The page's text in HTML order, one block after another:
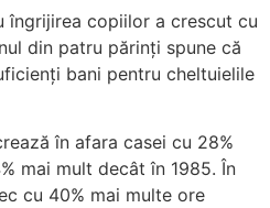
îngrijirea copiilor a crescut cu
din patru părinţi spune că
bani pentru cheltuielile
în afara casei cu 28%
mai mult decât în 1985. În
cu 40% mai multe ore